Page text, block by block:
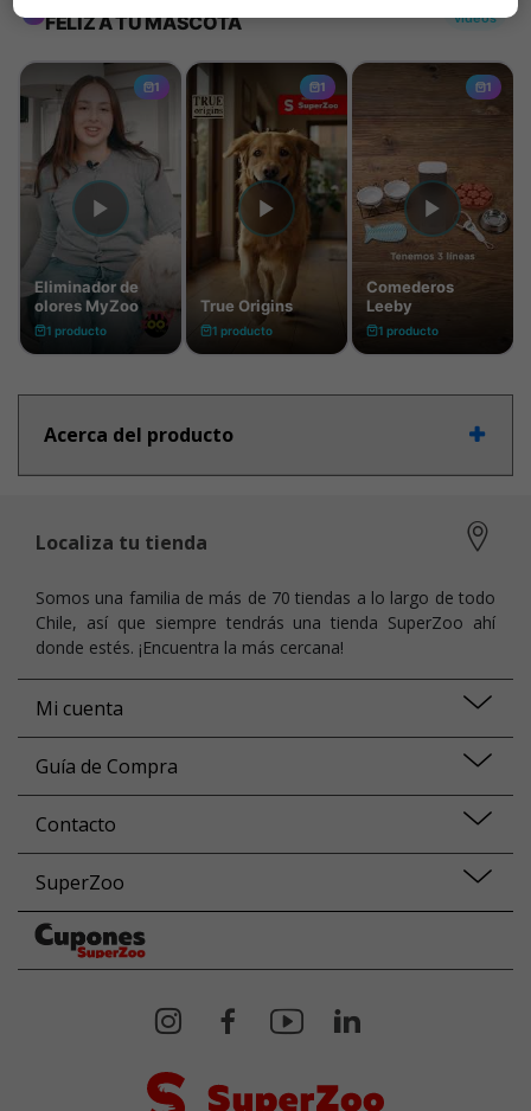
Acerca del producto
Localiza tu tienda
Somos una familia de más de 70 tiendas a lo largo de todo
Chile, así que siempre tendrás una tienda SuperZoo ahí
donde estés. ¡Encuentra la más cercana!
Mi cuenta
Guía de Compra
Contacto
SuperZoo